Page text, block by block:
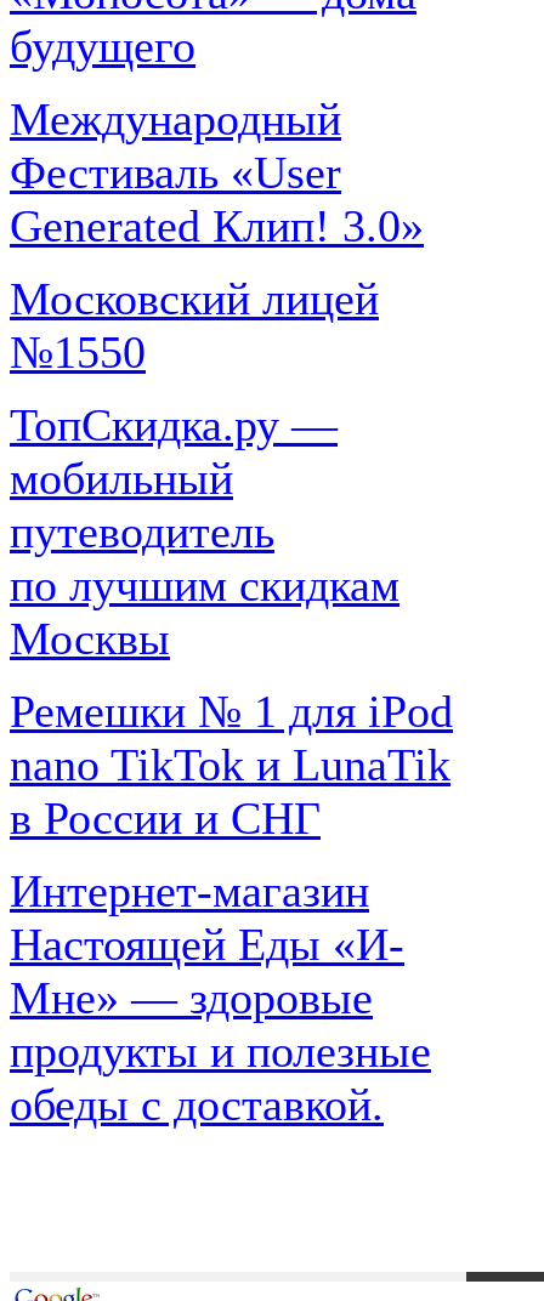
будущего
Международный
Фестиваль «User
Generated Клип! 3.0»
Московский лицей
№1550
ТопСкидка.ру —
мобильный
путеводитель
по лучшим скидкам
Москвы
Ремешки № 1 для iPod
nano TikTok и LunaTik
в России и СНГ
Интернет-магазин
Настоящей Еды «И-
Мне» — здоровые
продукты и полезные
обеды с доставкой.